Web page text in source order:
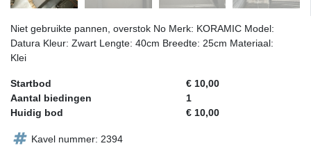
Niet gebruikte pannen, overstok No Merk: KORAMIC Model:
Datura Kleur: Zwart Lengte: 40cm Breedte: 25cm Materiaal:
Klei
Startbod
€ 10,00
Aantal biedingen
1
Huidig bod
€ 10,00
Kavel nummer: 2394